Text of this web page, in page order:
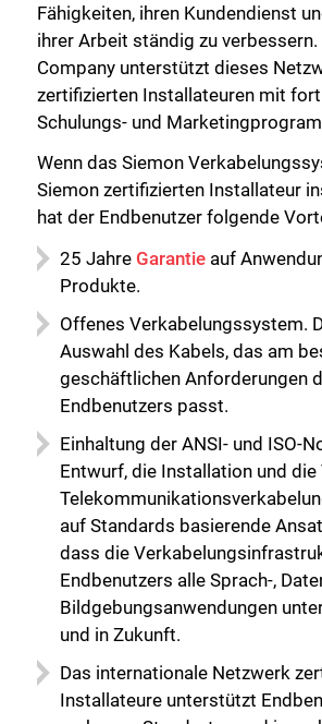
Fähigkeiten, ihren Kundendienst
ihrer Arbeit ständig zu verbessern.
Company unterstützt dieses
zertifizierten Installateuren mit
Schulungs- und
Wenn das Siemon
Siemon zertifizierten Installateur
hat der Endbenutzer folgende
25 Jahre Garantie auf
Produkte.
Offenes Verkabelungssystem.
Auswahl des Kabels, das am
geschäftlichen Anforderungen
Endbenutzers passt.
Einhaltung der ANSI- und ISO-
Entwurf, die Installation und
auf Standards basierende
dass die
Endbenutzers alle Sprach-,
Bildgebungsanwendungen
und in Zukunft.
Das internationale Netzwerk
Installateure unterstützt